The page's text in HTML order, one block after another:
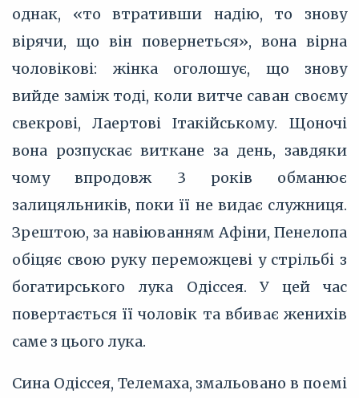
однак, «то втративши надію, то знову
вірячи, що він повернеться», вона вірна
чоловікові: жінка оголошує, що знову
вийде заміж тоді, коли витче саван своєму
свекрові, Лаертові Ітакійському. Щоночі
вона розпускає виткане за день, завдяки
чому впродовж 3 років обманює
залицяльників, поки її не видає служниця.
Зрештою, за навіюванням Афіни, Пенелопа
обіцяє свою руку переможцеві у стрільбі з
богатирського лука Одіссея. У цей час
повертається її чоловік та вбиває женихів
саме з цього лука.
Сина Одіссея, Телемаха, змальовано в поемі